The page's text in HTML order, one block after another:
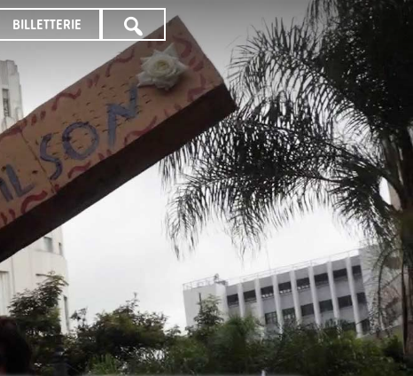
BILLETTERIE
TOUTE
LA
PROGRAMMATION